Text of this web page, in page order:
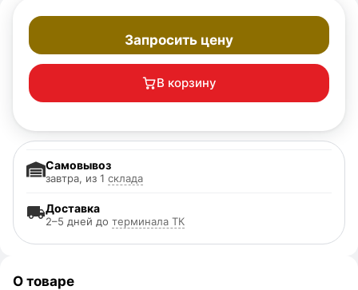
Запросить цену
В корзину
Доставка
2–5 дней до терминала ТК
Самовывоз
завтра, из 1 склада
О товаре